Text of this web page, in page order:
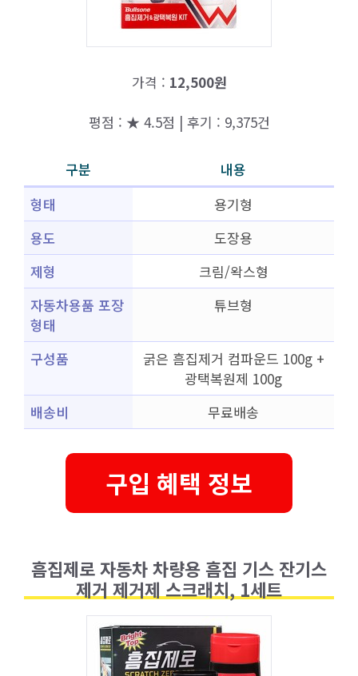
가격 : 12,500원
평점 : ★ 4.5점 | 후기 : 9,375건
구분
내용
형태
용기형
용도
도장용
제형
크림/왁스형
자동차용품 포장
형태
튜브형
구성품
굵은 흠집제거 컴파운드 100g +
광택복원제 100g
배송비
무료배송
구입 혜택 정보
흠집제로 자동차 차량용 흠집 기스 잔기스
제거 제거제 스크래치, 1세트